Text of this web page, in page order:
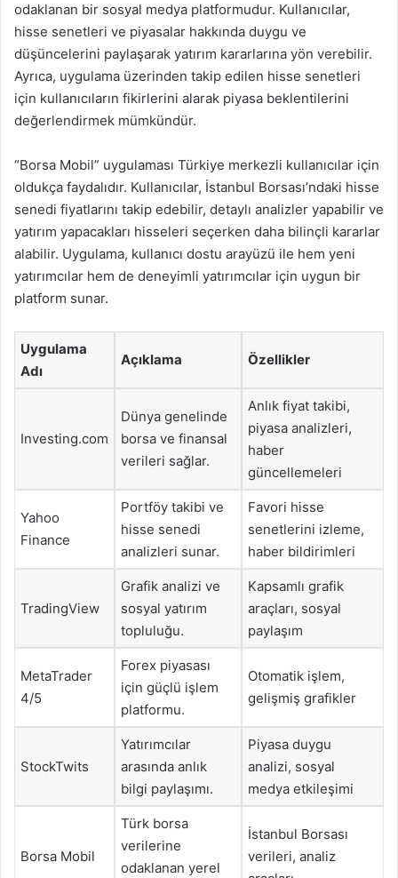
odaklanan bir sosyal medya platformudur. Kullanıcılar,
hisse senetleri ve piyasalar hakkında duygu ve
düşüncelerini paylaşarak yatırım kararlarına yön verebilir.
Ayrıca, uygulama üzerinden takip edilen hisse senetleri
için kullanıcıların fikirlerini alarak piyasa beklentilerini
değerlendirmek mümkündür.
“Borsa Mobil” uygulaması Türkiye merkezli kullanıcılar için
oldukça faydalıdır. Kullanıcılar, İstanbul Borsası’ndaki hisse
senedi fiyatlarını takip edebilir, detaylı analizler yapabilir ve
yatırım yapacakları hisseleri seçerken daha bilinçli kararlar
alabilir. Uygulama, kullanıcı dostu arayüzü ile hem yeni
yatırımcılar hem de deneyimli yatırımcılar için uygun bir
platform sunar.
Uygulama
Adı
Açıklama Özellikler
Investing.com
Dünya genelinde
borsa ve finansal
verileri sağlar.
Anlık fiyat takibi,
piyasa analizleri,
haber
güncellemeleri
Yahoo
Finance
Portföy takibi ve
hisse senedi
analizleri sunar.
Favori hisse
senetlerini izleme,
haber bildirimleri
TradingView
Grafik analizi ve
sosyal yatırım
topluluğu.
Kapsamlı grafik
araçları, sosyal
paylaşım
MetaTrader
4/5
Forex piyasası
için güçlü işlem
platformu.
Otomatik işlem,
gelişmiş grafikler
StockTwits
Yatırımcılar
arasında anlık
bilgi paylaşımı.
Piyasa duygu
analizi, sosyal
medya etkileşimi
Borsa Mobil
Türk borsa
verilerine
odaklanan yerel
İstanbul Borsası
verileri, analiz